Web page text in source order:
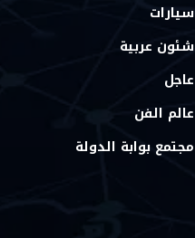
سيارات
شئون عربية
عاجل
عالم الفن
مجتمع بوابة الدولة